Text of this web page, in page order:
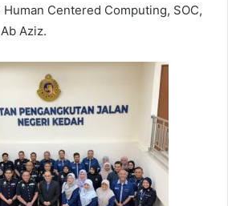
Centered Computing, SOC,
Aziz.